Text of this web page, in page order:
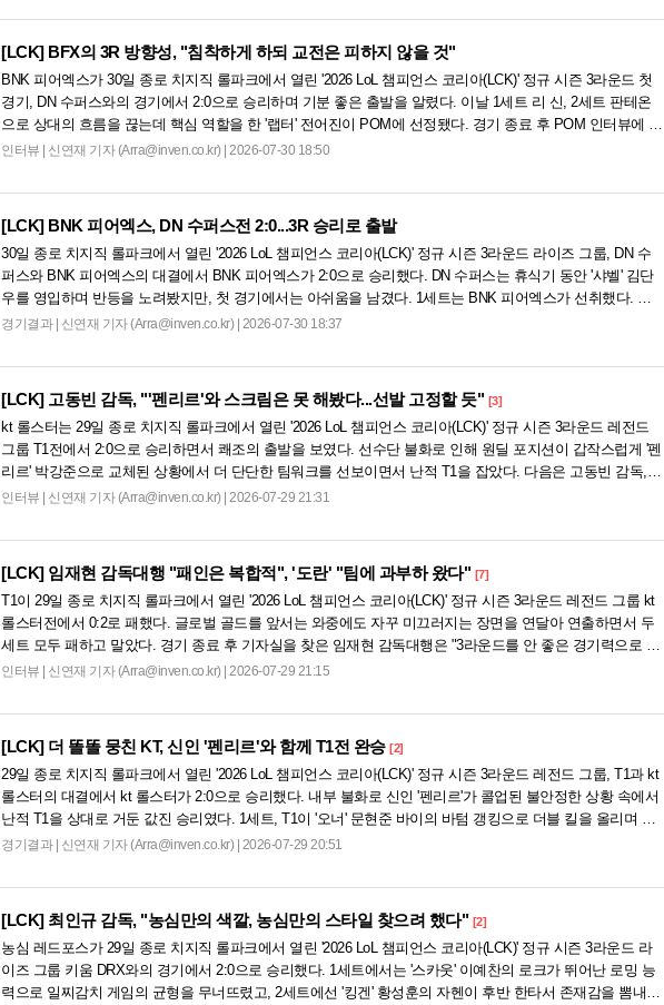
[LCK]BFX의 3R 방향성, "침착하게 하되 교전은 피하지 않을 것"
BNK 피어엑스가 30일 종로 치지직 롤파크에서 열린 '2026 LoL 챔피언스 코리아(LCK)' 정규 시즌 3라운드 첫
경기, DN 수퍼스와의 경기에서 2:0으로 승리하며 기분 좋은 출발을 알렸다. 이날 1세트 리 신, 2세트 판테온
으로 상대의 흐름을 끊는데 핵심 역할을 한 '랩터' 전어진이 POM에 선정됐다. 경기 종료 후 POM 인터뷰에 등
장한 '랩터...
인터뷰 신연재 기자 (Arra@inven.co.kr) | 2026-07-30 18:50
[LCK]BNK 피어엑스, DN 수퍼스전 2:0...3R 승리로 출발
30일 종로 치지직 롤파크에서 열린 '2026 LoL 챔피언스 코리아(LCK)' 정규 시즌 3라운드 라이즈 그룹, DN 수
퍼스와 BNK 피어엑스의 대결에서 BNK 피어엑스가 2:0으로 승리했다. DN 수퍼스는 휴식기 동안 '샤벨' 김단
우를 영입하며 반등을 노려봤지만, 첫 경기에서는 아쉬움을 남겼다. 1세트는 BNK 피어엑스가 선취했다. 코
르키-쉔을 고른 '...
경기결과 신연재 기자 (Arra@inven.co.kr) | 2026-07-30 18:37
[LCK]고동빈 감독, "'펜리르'와 스크림은 못 해봤다...선발 고정할 듯" [3]
kt 롤스터는 29일 종로 치지직 롤파크에서 열린 '2026 LoL 챔피언스 코리아(LCK)' 정규 시즌 3라운드 레전드
그룹 T1전에서 2:0으로 승리하면서 쾌조의 출발을 보였다. 선수단 불화로 인해 원딜 포지션이 갑작스럽게 '펜
리르' 박강준으로 교체된 상황에서 더 단단한 팀워크를 선보이면서 난적 T1을 잡았다. 다음은 고동빈 감독,
'비디디' 곽보성과의...
인터뷰 신연재 기자 (Arra@inven.co.kr) | 2026-07-29 21:31
[LCK]임재현 감독대행 "패인은 복합적", '도란' "팀에 과부하 왔다" [7]
T1이 29일 종로 치지직 롤파크에서 열린 '2026 LoL 챔피언스 코리아(LCK)' 정규 시즌 3라운드 레전드 그룹 kt
롤스터전에서 0:2로 패했다. 글로벌 골드를 앞서는 와중에도 자꾸 미끄러지는 장면을 연달아 연출하면서 두
세트 모두 패하고 말았다. 경기 종료 후 기자실을 찾은 임재현 감독대행은 "3라운드를 안 좋은 경기력으로 시
작하게 된 것 같아...
인터뷰 신연재 기자 (Arra@inven.co.kr) | 2026-07-29 21:15
[LCK]더 똘똘 뭉친 KT, 신인 '펜리르'와 함께 T1전 완승 [2]
29일 종로 치지직 롤파크에서 열린 '2026 LoL 챔피언스 코리아(LCK)' 정규 시즌 3라운드 레전드 그룹, T1과 kt
롤스터의 대결에서 kt 롤스터가 2:0으로 승리했다. 내부 불화로 신인 '펜리르'가 콜업된 불안정한 상황 속에서
난적 T1을 상대로 거둔 값진 승리였다. 1세트, T1이 '오너' 문현준 바이의 바텀 갱킹으로 더블 킬을 올리며 기
분...
경기결과 신연재 기자 (Arra@inven.co.kr) | 2026-07-29 20:51
[LCK]최인규 감독, "농심만의 색깔, 농심만의 스타일 찾으려 했다" [2]
농심 레드포스가 29일 종로 치지직 롤파크에서 열린 '2026 LoL 챔피언스 코리아(LCK)' 정규 시즌 3라운드 라
이즈 그룹 키움 DRX와의 경기에서 2:0으로 승리했다. 1세트에서는 '스카웃' 이예찬의 로크가 뛰어난 로밍 능
력으로 일찌감치 게임의 균형을 무너뜨렸고, 2세트에선 '킹겐' 황성훈의 자헨이 후반 한타서 존재감을 뽐내며